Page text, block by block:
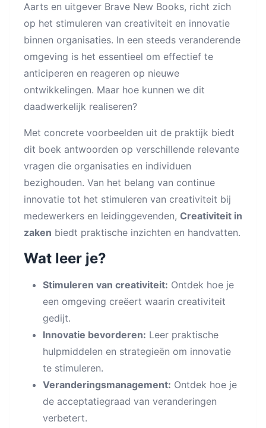
Aarts en uitgever Brave New Books, richt zich
op het stimuleren van creativiteit en innovatie
binnen organisaties. In een steeds veranderende
omgeving is het essentieel om effectief te
anticiperen en reageren op nieuwe
ontwikkelingen. Maar hoe kunnen we dit
daadwerkelijk realiseren?
Met concrete voorbeelden uit de praktijk biedt
dit boek antwoorden op verschillende relevante
vragen die organisaties en individuen
bezighouden. Van het belang van continue
innovatie tot het stimuleren van creativiteit bij
medewerkers en leidinggevenden, Creativiteit in
zaken biedt praktische inzichten en handvatten.
Wat leer je?
Stimuleren van creativiteit: Ontdek hoe je
een omgeving creëert waarin creativiteit
gedijt.
Innovatie bevorderen: Leer praktische
hulpmiddelen en strategieën om innovatie
te stimuleren.
Veranderingsmanagement: Ontdek hoe je
de acceptatiegraad van veranderingen
verbetert.